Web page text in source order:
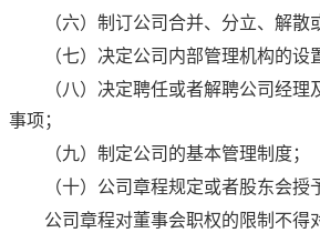
（六）制订公司合并、分立、解
（七）决定公司内部管理机构的设
（八）决定聘任或者解聘公司经
事项；
（九）制定公司的基本管理制度；
（十）公司章程规定或者股东会授
公司章程对董事会职权的限制不得